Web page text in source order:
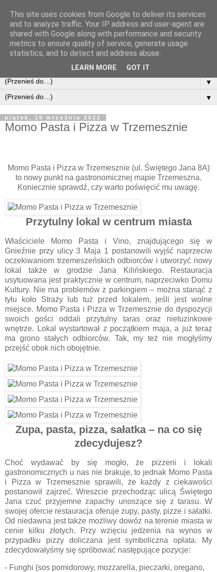
▼
▼
piątek, 16 września 2022
Momo Pasta i Pizza w Trzemesznie
Momo Pasta i Pizza w Trzemesznie (ul. Świętego Jana 8A)
to nowy punkt na gastronomicznej mapie Trzemeszna.
Koniecznie sprawdź, czy warto poświęcić mu uwagę.
Przytulny lokal w centrum miasta
Właściciele Momo Pasta i Vino, znajdującego się w
Gnieźnie przy ulicy 3 Maja 1 postanowili wyjść naprzeciw
oczekiwaniom trzemeszeńskich odbiorców i utworzyć nowy
lokal także w grodzie Jana Kilińskiego. Restauracja
usytuowana jest praktycznie w centrum, naprzeciwko Domu
Kultury. Nie ma problemów z parkingiem – można stanąć z
tyłu koło Straży lub tuż przed lokalem, jeśli jest wolne
miejsce. Momo Pasta i Pizza w Trzemesznie do dyspozycji
swoich gości oddali przytulny taras oraz nietuzinkowe
wnętrze. Lokal wystartował z początkiem maja, a już teraz
ma grono stałych odbiorców. Tak, my też nie mogłyśmy
przejść obok nich obojętnie.
Zupa, pasta, pizza, sałatka – na co się
zdecydujesz?
Choć wydawać by się mogło, że pizzerii i lokali
gastronomicznych u nas nie brakuje, to jednak Momo Pasta
i Pizza w Trzemesznie sprawili, że każdy z ciekawości
postanowił zajrzeć. Wreszcie przechodząc ulicą Świętego
Jana czuć przyjemne zapachy unoszące się z tarasu. W
swojej ofercie restauracja oferuje zupy, pasty, pizze i sałatki.
Od niedawna jest także możliwy dowóz na terenie miasta w
cenie kilku złotych. Przy wzięciu jedzenia na wynos w
przypadku pizzy doliczana jest symboliczna opłata. My
zdecydowałyśmy się spróbować następujące pozycje:
- Funghi (sos pomidorowy, mozzarella, pieczarki, oregano,
This site uses cookies from Google to deliver its services
and to analyze traffic. Your IP address and user-agent are
shared with Google along with performance and security
metrics to ensure quality of service, generate usage
statistics, and to detect and address abuse.
LEARN MORE GOT IT